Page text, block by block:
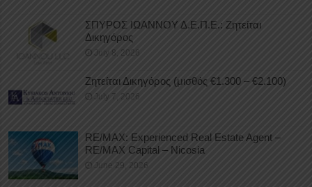
ΣΠΥΡΟΣ ΙΩΑΝΝΟΥ Δ.Ε.Π.Ε.: Ζητείται
Δικηγόρος
July 8, 2026
Ζητείται Δικηγόρος (μισθός €1.300 – €2.100)
July 7, 2026
RE/MAX: Experienced Real Estate Agent –
RE/MAX Capital – Nicosia
June 29, 2026